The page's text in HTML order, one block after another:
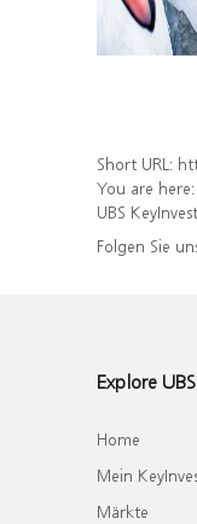
Short URL:
You are here:
UBS
Folgen Sie
Explore
Home
Mein
Märkte